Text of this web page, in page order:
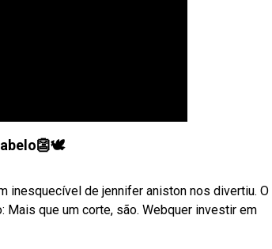
inesquecível de jennifer aniston nos divertiu. O
que um corte, são. Webquer investir em